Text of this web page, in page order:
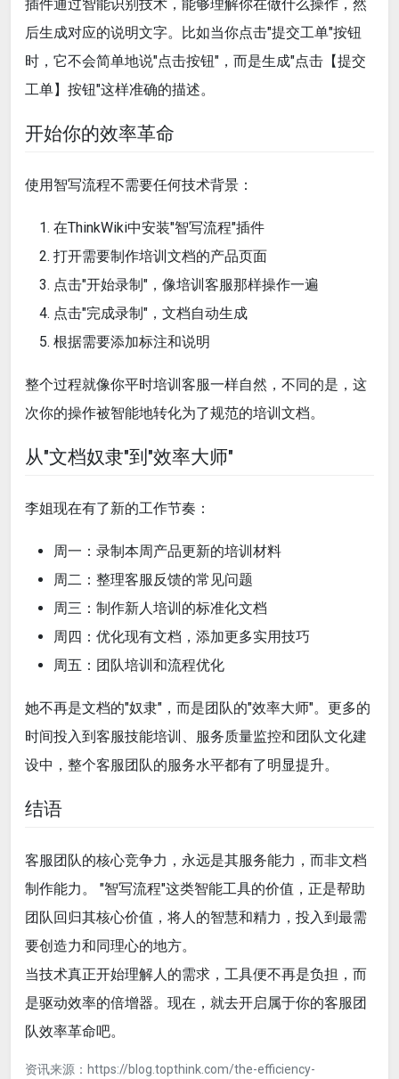
插件通过智能识别技术，能够理解你在做什么操作，然
后生成对应的说明文字。比如当你点击"提交工单"按钮
时，它不会简单地说"点击按钮"，而是生成"点击【提交
工单】按钮"这样准确的描述。
开始你的效率革命
使用智写流程不需要任何技术背景：
在ThinkWiki中安装"智写流程"插件
打开需要制作培训文档的产品页面
点击"开始录制"，像培训客服那样操作一遍
点击"完成录制"，文档自动生成
根据需要添加标注和说明
整个过程就像你平时培训客服一样自然，不同的是，这
次你的操作被智能地转化为了规范的培训文档。
从"文档奴隶"到"效率大师"
李姐现在有了新的工作节奏：
周一：录制本周产品更新的培训材料
周二：整理客服反馈的常见问题
周三：制作新人培训的标准化文档
周四：优化现有文档，添加更多实用技巧
周五：团队培训和流程优化
她不再是文档的"奴隶"，而是团队的"效率大师"。更多的
时间投入到客服技能培训、服务质量监控和团队文化建
设中，整个客服团队的服务水平都有了明显提升。
结语
客服团队的核心竞争力，永远是其服务能力，而非文档
制作能力。 "智写流程"这类智能工具的价值，正是帮助
团队回归其核心价值，将人的智慧和精力，投入到最需
要创造力和同理心的地方。
当技术真正开始理解人的需求，工具便不再是负担，而
是驱动效率的倍增器。现在，就去开启属于你的客服团
队效率革命吧。
资讯来源：https://blog.topthink.com/the-efficiency-